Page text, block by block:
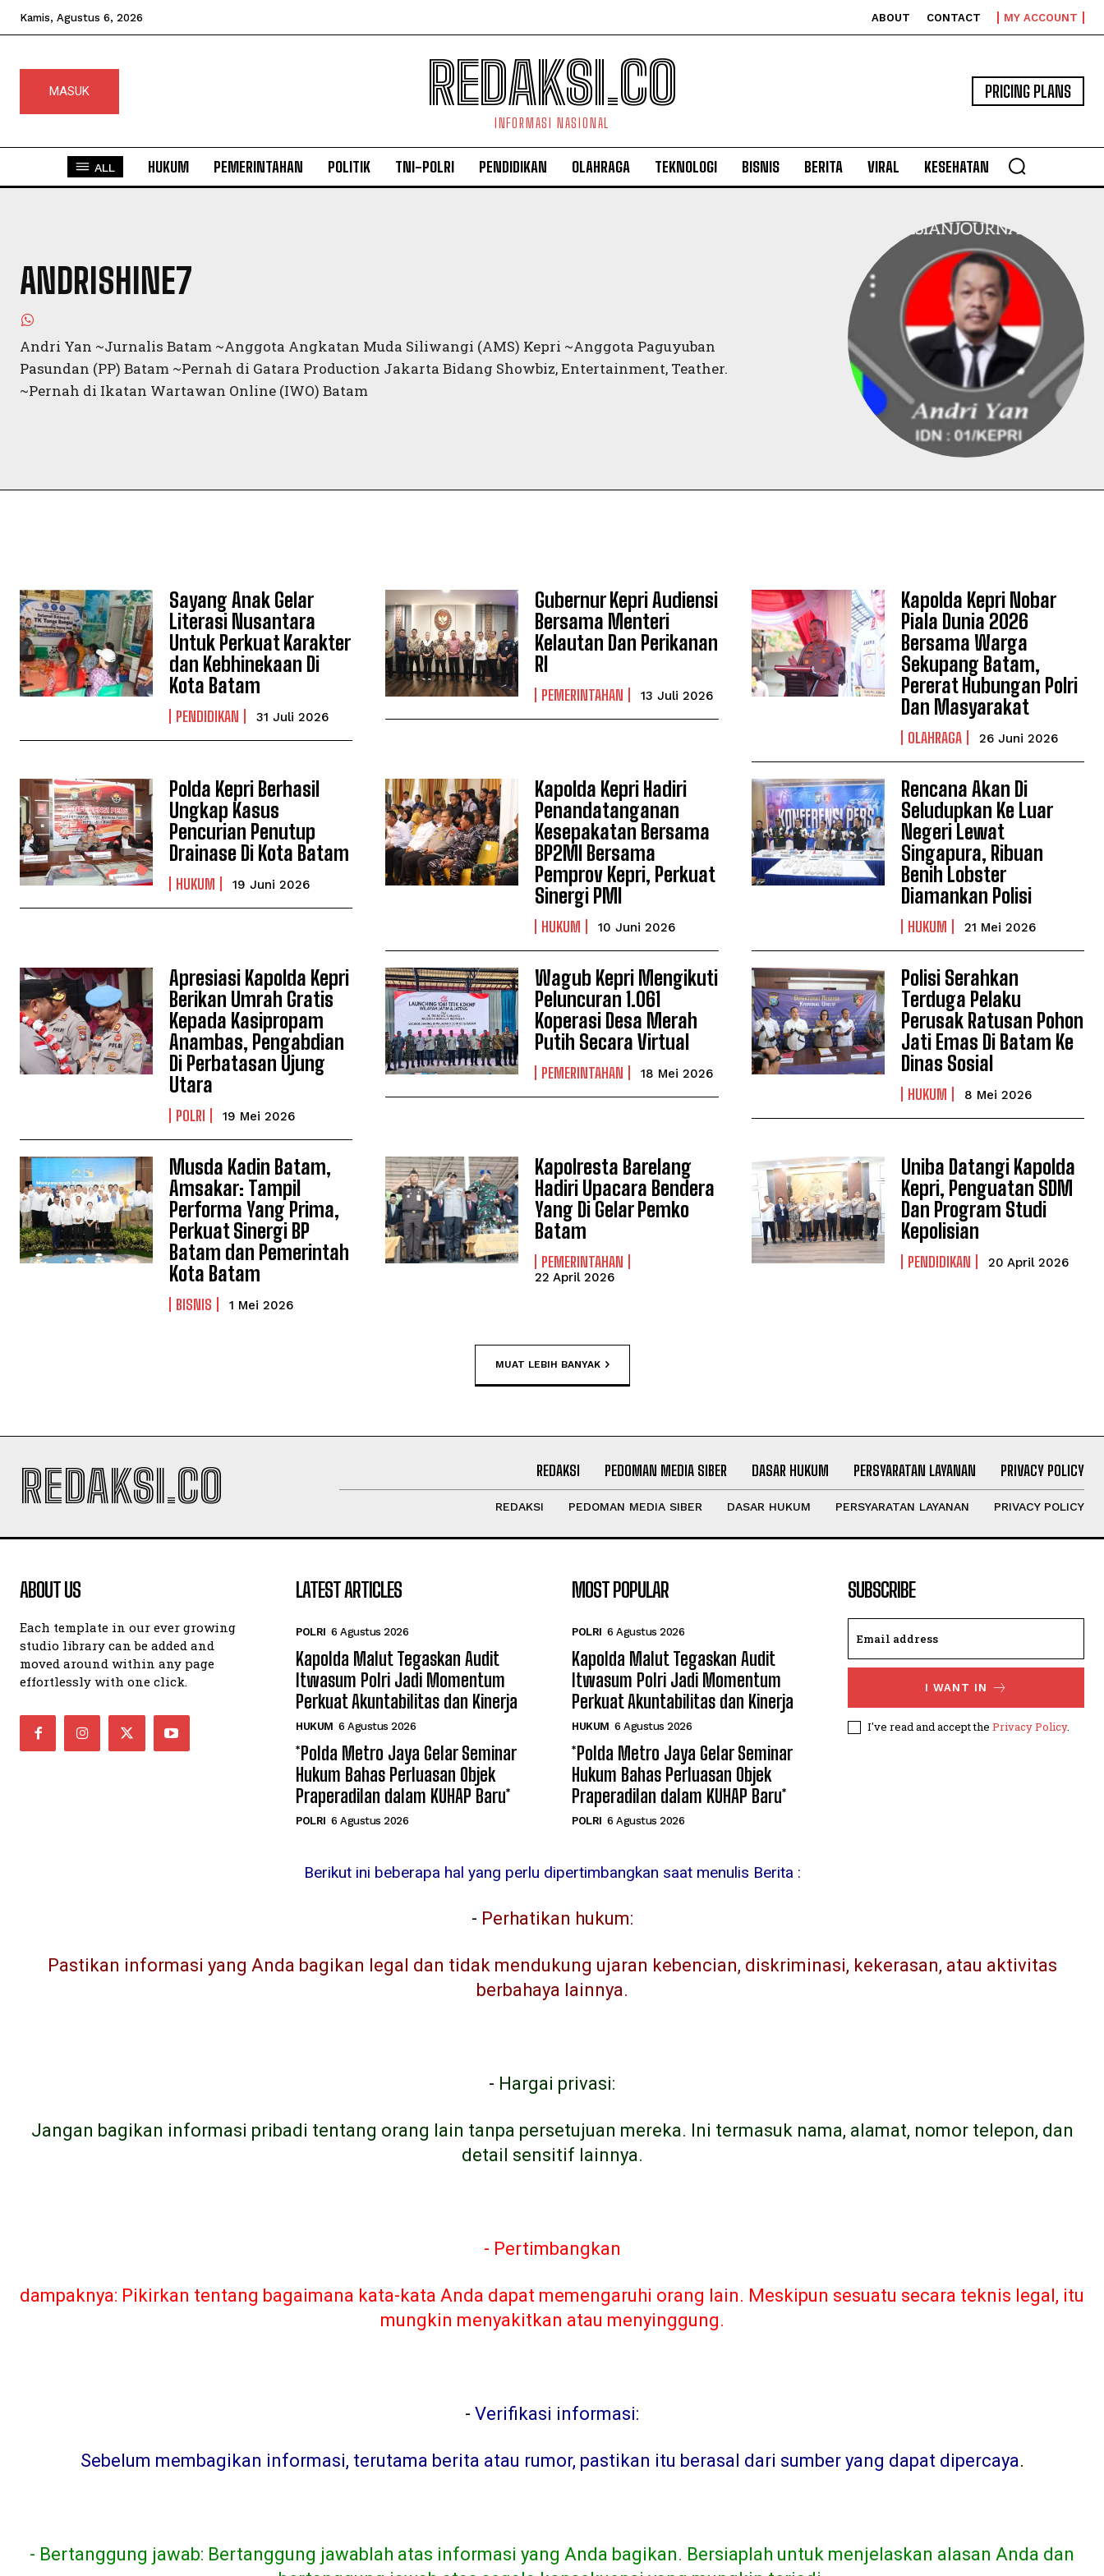
Kamis, Agustus 6, 2026 ABOUT CONTACT MY ACCOUNT
MASUK REDAKSI.CO
INFORMASI NASIONAL
PRICING PLANS
ALL HUKUM PEMERINTAHAN POLITIK TNI-POLRI PENDIDIKAN OLAHRAGA TEKNOLOGI BISNIS BERITA VIRAL KESEHATAN
ANDRISHINE7
Andri Yan ~Jurnalis Batam ~Anggota Angkatan Muda Siliwangi (AMS) Kepri ~Anggota Paguyuban
Pasundan (PP) Batam ~Pernah di Gatara Production Jakarta Bidang Showbiz, Entertainment, Teather.
~Pernah di Ikatan Wartawan Online (IWO) Batam
Sayang Anak Gelar
Literasi Nusantara
Untuk Perkuat Karakter
dan Kebhinekaan Di
Kota Batam
PENDIDIKAN 31 Juli 2026
Gubernur Kepri Audiensi
Bersama Menteri
Kelautan Dan Perikanan
RI
PEMERINTAHAN 13 Juli 2026
Kapolda Kepri Nobar
Piala Dunia 2026
Bersama Warga
Sekupang Batam,
Pererat Hubungan Polri
Dan Masyarakat
OLAHRAGA 26 Juni 2026
Polda Kepri Berhasil
Ungkap Kasus
Pencurian Penutup
Drainase Di Kota Batam
HUKUM 19 Juni 2026
Kapolda Kepri Hadiri
Penandatanganan
Kesepakatan Bersama
BP2MI Bersama
Pemprov Kepri, Perkuat
Sinergi PMI
HUKUM 10 Juni 2026
Rencana Akan Di
Seludupkan Ke Luar
Negeri Lewat
Singapura, Ribuan
Benih Lobster
Diamankan Polisi
HUKUM 21 Mei 2026
Apresiasi Kapolda Kepri
Berikan Umrah Gratis
Kepada Kasipropam
Anambas, Pengabdian
Di Perbatasan Ujung
Utara
POLRI 19 Mei 2026
Wagub Kepri Mengikuti
Peluncuran 1.061
Koperasi Desa Merah
Putih Secara Virtual
PEMERINTAHAN 18 Mei 2026
Polisi Serahkan
Terduga Pelaku
Perusak Ratusan Pohon
Jati Emas Di Batam Ke
Dinas Sosial
HUKUM 8 Mei 2026
Musda Kadin Batam,
Amsakar: Tampil
Performa Yang Prima,
Perkuat Sinergi BP
Batam dan Pemerintah
Kota Batam
BISNIS 1 Mei 2026
Kapolresta Barelang
Hadiri Upacara Bendera
Yang Di Gelar Pemko
Batam
PEMERINTAHAN
22 April 2026
Uniba Datangi Kapolda
Kepri, Penguatan SDM
Dan Program Studi
Kepolisian
PENDIDIKAN 20 April 2026
MUAT LEBIH BANYAK
REDAKSI.CO REDAKSI PEDOMAN MEDIA SIBER DASAR HUKUM PERSYARATAN LAYANAN PRIVACY POLICY
REDAKSI PEDOMAN MEDIA SIBER DASAR HUKUM PERSYARATAN LAYANAN PRIVACY POLICY
ABOUT US
Each template in our ever growing
studio library can be added and
moved around within any page
effortlessly with one click.
LATEST ARTICLES
POLRI 6 Agustus 2026
Kapolda Malut Tegaskan Audit
Itwasum Polri Jadi Momentum
Perkuat Akuntabilitas dan Kinerja
HUKUM 6 Agustus 2026
*Polda Metro Jaya Gelar Seminar
Hukum Bahas Perluasan Objek
Praperadilan dalam KUHAP Baru*
POLRI 6 Agustus 2026
MOST POPULAR
POLRI 6 Agustus 2026
Kapolda Malut Tegaskan Audit
Itwasum Polri Jadi Momentum
Perkuat Akuntabilitas dan Kinerja
HUKUM 6 Agustus 2026
*Polda Metro Jaya Gelar Seminar
Hukum Bahas Perluasan Objek
Praperadilan dalam KUHAP Baru*
POLRI 6 Agustus 2026
SUBSCRIBE
I WANT IN
I've read and accept the Privacy Policy.
Berikut ini beberapa hal yang perlu dipertimbangkan saat menulis Berita :
- Perhatikan hukum:
Pastikan informasi yang Anda bagikan legal dan tidak mendukung ujaran kebencian, diskriminasi, kekerasan, atau aktivitas
berbahaya lainnya.
- Hargai privasi:
Jangan bagikan informasi pribadi tentang orang lain tanpa persetujuan mereka. Ini termasuk nama, alamat, nomor telepon, dan
detail sensitif lainnya.
- Pertimbangkan
dampaknya: Pikirkan tentang bagaimana kata-kata Anda dapat memengaruhi orang lain. Meskipun sesuatu secara teknis legal, itu
mungkin menyakitkan atau menyinggung.
- Verifikasi informasi:
Sebelum membagikan informasi, terutama berita atau rumor, pastikan itu berasal dari sumber yang dapat dipercaya.
- Bertanggung jawab: Bertanggung jawablah atas informasi yang Anda bagikan. Bersiaplah untuk menjelaskan alasan Anda dan